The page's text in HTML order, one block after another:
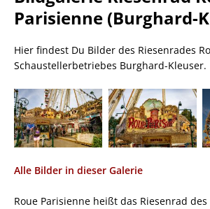
Parisienne (Burghard-
Hier findest Du Bilder des Riesenrades
Schaustellerbetriebes Burghard-Kleuser.
Alle Bilder in dieser Galerie
Roue Parisienne heißt das Riesenrad des